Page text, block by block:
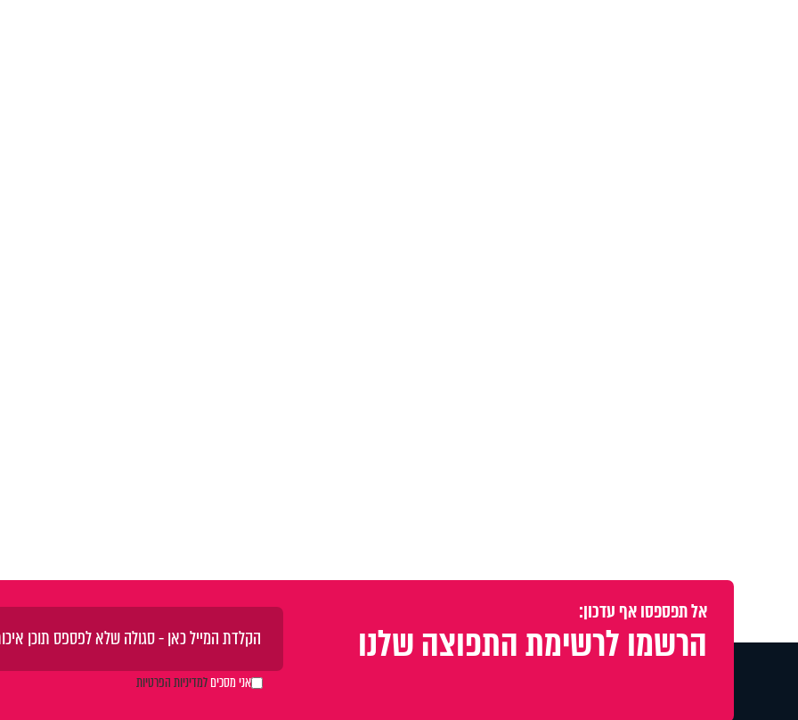
אל תפספסו אף עדכון:
הרשמו לרשימת התפוצה שלנו
אני מסכיםלמדיניות הפרטיות